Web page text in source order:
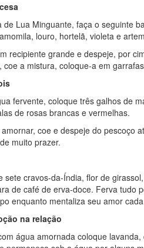
de Lua Minguante, faça o seguinte
louro, hortelã, violeta e
recipiente grande e despeje, por
coe a mistura, coloque-a em
fervente, coloque três galhos de
de rosas brancas e vermelhas.
coe e despeje do pescoço
muito prazer.
sete cravos-da-Índia, ﬂor de
de café de erva-doce. Ferva tudo
enquanto mentaliza seu amor
na relação
água amornada coloque